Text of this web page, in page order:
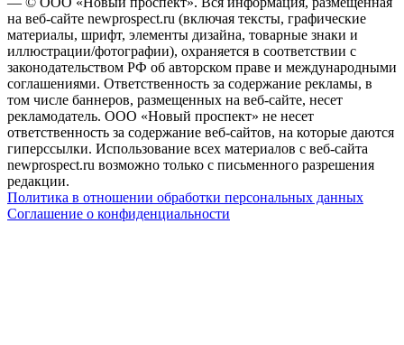
на веб-сайте newprospect.ru (включая тексты, графические
материалы, шрифт, элементы дизайна, товарные знаки и
иллюстрации/фотографии), охраняется в соответствии с
законодательством РФ об авторском праве и международными
соглашениями. Ответственность за содержание рекламы, в
том числе баннеров, размещенных на веб-сайте, несет
рекламодатель. ООО «Новый проспект» не несет
ответственность за содержание веб-сайтов, на которые даются
гиперссылки. Использование всех материалов с веб-сайта
newprospect.ru возможно только с письменного разрешения
редакции.
Политика в отношении обработки персональных данных
Соглашение о конфиденциальности